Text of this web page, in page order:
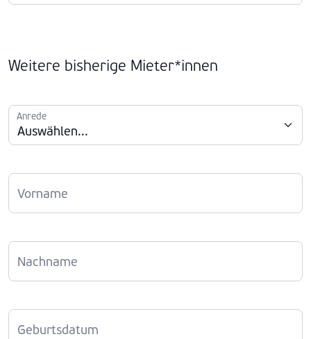
Weitere bisherige Mieter*innen
Anrede
Vorname
Nachname
Geburtsdatum